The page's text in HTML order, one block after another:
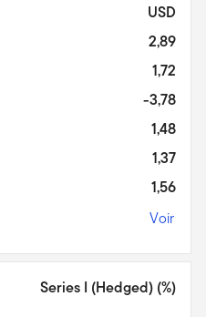
USD
2,89
1,72
-3,78
1,48
1,37
1,56
Voir
Series I (Hedged) (%)